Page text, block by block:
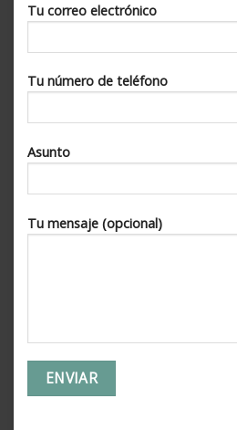
Tu correo electrónico
Tu número de teléfono
Asunto
Tu mensaje (opcional)